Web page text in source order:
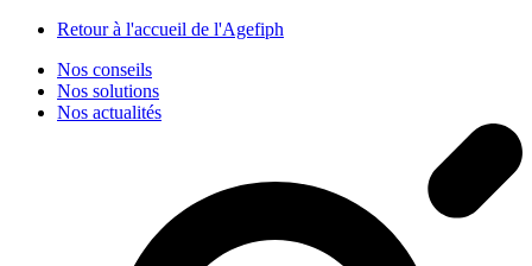
Retour à l'accueil de l'Agefiph
Nos conseils
Nos solutions
Nos actualités